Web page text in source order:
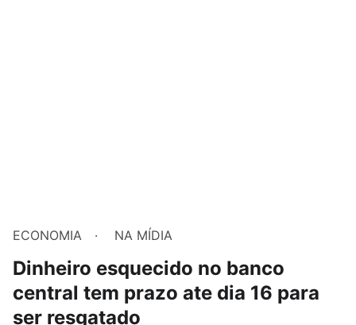
ECONOMIA NA MÍDIA
Dinheiro esquecido no banco
central tem prazo ate dia 16 para
ser resgatado